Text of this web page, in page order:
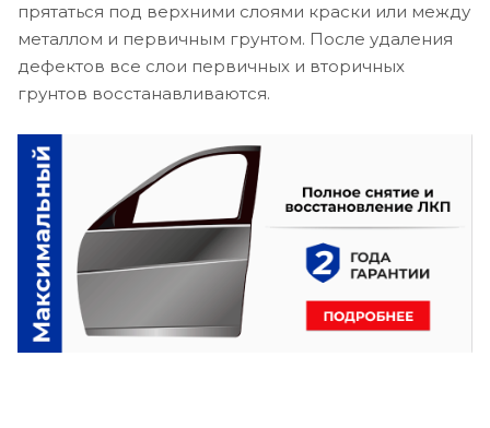
прятаться под верхними слоями краски или между
металлом и первичным грунтом. После удаления
дефектов все слои первичных и вторичных
грунтов восстанавливаются.